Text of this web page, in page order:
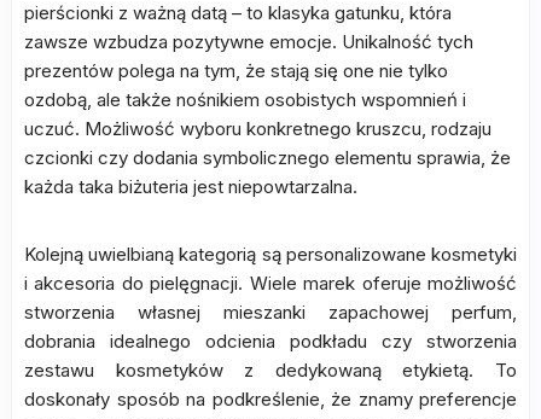
pierścionki z ważną datą – to klasyka gatunku, która
zawsze wzbudza pozytywne emocje. Unikalność tych
prezentów polega na tym, że stają się one nie tylko
ozdobą, ale także nośnikiem osobistych wspomnień i
uczuć. Możliwość wyboru konkretnego kruszcu, rodzaju
czcionki czy dodania symbolicznego elementu sprawia, że
każda taka biżuteria jest niepowtarzalna.
Kolejną uwielbianą kategorią są personalizowane kosmetyki
i akcesoria do pielęgnacji. Wiele marek oferuje możliwość
stworzenia własnej mieszanki zapachowej perfum,
dobrania idealnego odcienia podkładu czy stworzenia
zestawu kosmetyków z dedykowaną etykietą. To
doskonały sposób na podkreślenie, że znamy preferencje